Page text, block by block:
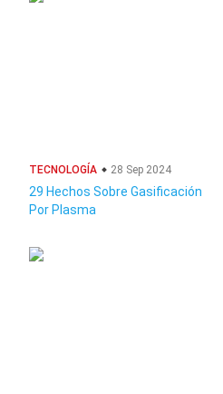
TECNOLOGÍA 28 Sep 2024
29 Hechos Sobre Gasificación
Por Plasma